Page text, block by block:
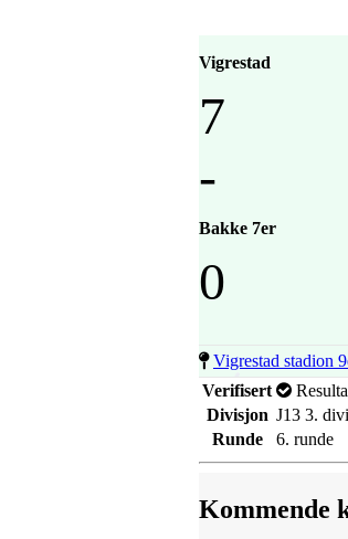
Vigrestad
7
-
Bakke 7er
0
Vigrestad stadion
Verifisert
Divisjon J13 3.
Runde
6. runde
Kommende